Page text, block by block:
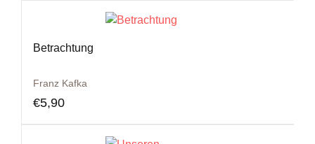
Betrachtung
Franz Kafka
€5,90